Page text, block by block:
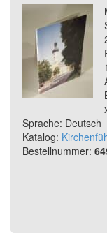
Sprache: Deutsch
Katalog:
Bestellnummer: